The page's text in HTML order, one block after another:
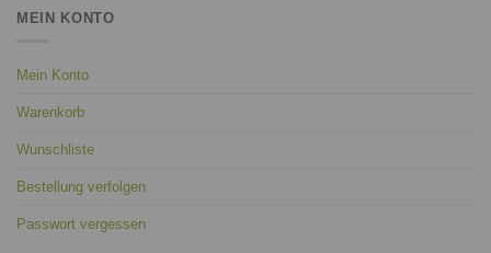
MEIN KONTO
Mein Konto
Warenkorb
Wunschliste
Bestellung verfolgen
Passwort vergessen